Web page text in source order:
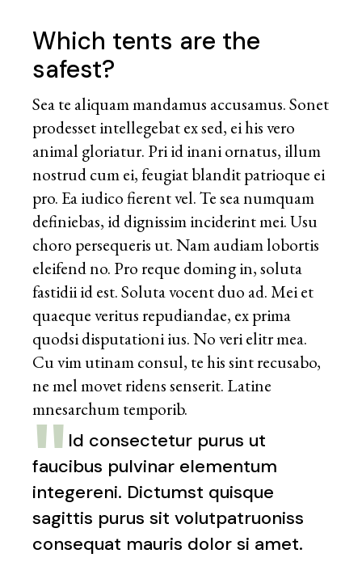
Which tents are the
safest?
Sea te aliquam mandamus accusamus. Sonet
prodesset intellegebat ex sed, ei his vero
animal gloriatur. Pri id inani ornatus, illum
nostrud cum ei, feugiat blandit patrioque ei
pro. Ea iudico fierent vel. Te sea numquam
definiebas, id dignissim inciderint mei. Usu
choro persequeris ut. Nam audiam lobortis
eleifend no. Pro reque doming in, soluta
fastidii id est. Soluta vocent duo ad. Mei et
quaeque veritus repudiandae, ex prima
quodsi disputationi ius. No veri elitr mea.
Cu vim utinam consul, te his sint recusabo,
ne mel movet ridens senserit. Latine
mnesarchum temporib.
Id consectetur purus ut
faucibus pulvinar elementum
integereni. Dictumst quisque
sagittis purus sit volutpatruoniss
consequat mauris dolor si amet.